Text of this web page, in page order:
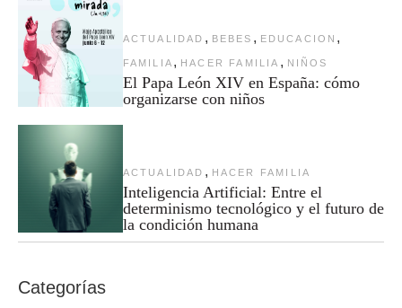
ACTUALIDAD , BEBES , EDUCACION ,
FAMILIA , HACER FAMILIA , NIÑOS
El Papa León XIV en España: cómo
organizarse con niños
ACTUALIDAD , HACER FAMILIA
Inteligencia Artificial: Entre el
determinismo tecnológico y el futuro de
la condición humana
Categorías